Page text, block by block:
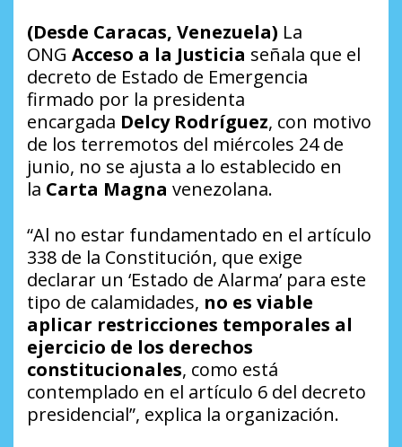
(Desde Caracas, Venezuela) La
ONG Acceso a la Justicia señala que el
decreto de Estado de Emergencia
firmado por la presidenta
encargada Delcy Rodríguez, con motivo
de los terremotos del miércoles 24 de
junio, no se ajusta a lo establecido en
la Carta Magna venezolana.
“Al no estar fundamentado en el artículo
338 de la Constitución, que exige
declarar un ‘Estado de Alarma’ para este
tipo de calamidades, no es viable
aplicar restricciones temporales al
ejercicio de los derechos
constitucionales, como está
contemplado en el artículo 6 del decreto
presidencial”, explica la organización.